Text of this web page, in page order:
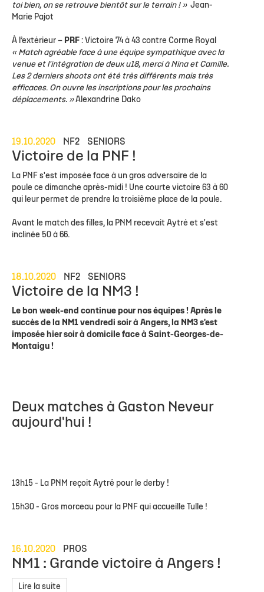
toi bien, on se retrouve bientôt sur le terrain ! »Jean-
Marie Pajot
À l’extérieur – PRF : Victoire 74 à 43 contre Corme Royal
« Match agréable face à une équipe sympathique avec la
venue et l'intégration de deux u18, merci à Nina et Camille.
Les 2 derniers shoots ont été très différents mais très
efficaces. On ouvre les inscriptions pour les prochains
déplacements. »Alexandrine Dako
19.10.2020 NF2 SENIORS
Victoire de la PNF !
La PNF s'est imposée face à un gros adversaire de la
poule ce dimanche après-midi ! Une courte victoire 63 à 60
qui leur permet de prendre la troisième place de la poule.
Avant le match des filles, la PNM recevait Aytré et s'est
inclinée 50 à 66.
18.10.2020 NF2 SENIORS
Victoire de la NM3 !
Le bon week-end continue pour nos équipes ! Après le
succès de la NM1 vendredi soir à Angers, la NM3 s'est
imposée hier soir à domicile face à Saint-Georges-de-
Montaigu !
Deux matches à Gaston Neveur
aujourd'hui !
13h15 - La PNM reçoit Aytré pour le derby !
15h30 - Gros morceau pour la PNF qui accueille Tulle !
16.10.2020 PROS
NM1 : Grande victoire à Angers !
Lire la suite